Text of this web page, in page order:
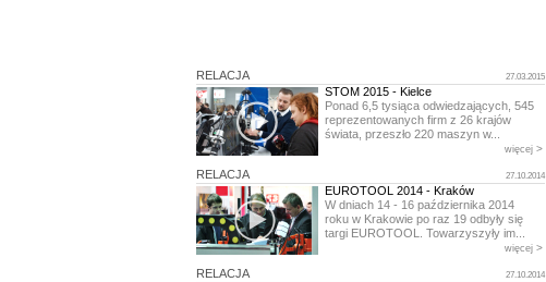
RELACJA 27.03.2015
STOM 2015 - Kielce
Ponad 6,5 tysiąca odwiedzających, 545
reprezentowanych firm z 26 krajów
świata, przeszło 220 maszyn w...
więcej >
RELACJA 27.10.2014
EUROTOOL 2014 - Kraków
W dniach 14 - 16 października 2014
roku w Krakowie po raz 19 odbyły się
targi EUROTOOL. Towarzyszyły im...
więcej >
RELACJA 27.10.2014